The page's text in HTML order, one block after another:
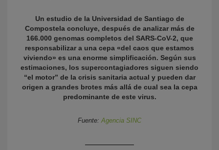
Un estudio de la Universidad de Santiago de
Compostela concluye, después de analizar más de
166.000 genomas completos del SARS-CoV-2, que
responsabilizar a una cepa «del caos que estamos
viviendo» es una enorme simplificación. Según sus
estimaciones, los supercontagiadores siguen siendo
“el motor” de la crisis sanitaria actual y pueden dar
origen a grandes brotes más allá de cual sea la cepa
predominante de este virus.
Fuente:Agencia SINC